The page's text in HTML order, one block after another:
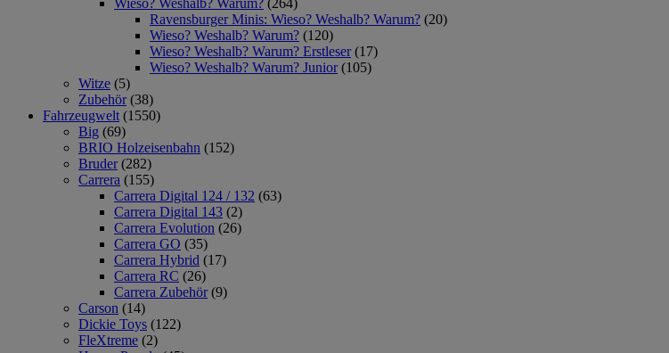
Wieso? Weshalb? Warum? (264)
Ravensburger Minis: Wieso? Weshalb? Warum? (20)
Wieso? Weshalb? Warum? (120)
Wieso? Weshalb? Warum? Erstleser (17)
Wieso? Weshalb? Warum? Junior (105)
Witze (5)
Zubehör (38)
Fahrzeugwelt (1550)
Big (69)
BRIO Holzeisenbahn (152)
Bruder (282)
Carrera (155)
Carrera Digital 124 / 132 (63)
Carrera Digital 143 (2)
Carrera Evolution (26)
Carrera GO (35)
Carrera Hybrid (17)
Carrera RC (26)
Carrera Zubehör (9)
Carson (14)
Dickie Toys (122)
FleXtreme (2)